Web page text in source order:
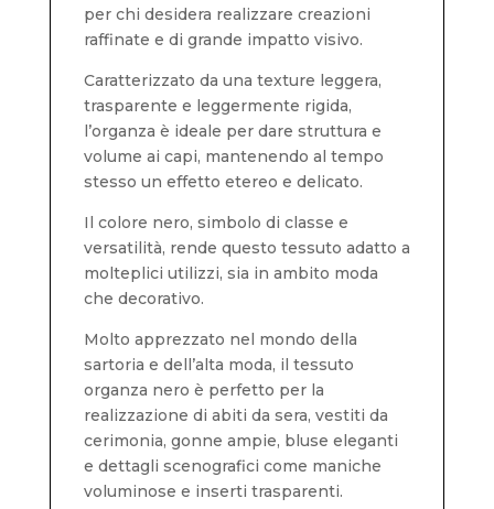
per chi desidera realizzare creazioni
raffinate e di grande impatto visivo.
Caratterizzato da una texture leggera,
trasparente e leggermente rigida,
l’organza è ideale per dare struttura e
volume ai capi, mantenendo al tempo
stesso un effetto etereo e delicato.
Il colore nero, simbolo di classe e
versatilità, rende questo tessuto adatto a
molteplici utilizzi, sia in ambito moda
che decorativo.
Molto apprezzato nel mondo della
sartoria e dell’alta moda, il tessuto
organza nero è perfetto per la
realizzazione di abiti da sera, vestiti da
cerimonia, gonne ampie, bluse eleganti
e dettagli scenografici come maniche
voluminose e inserti trasparenti.